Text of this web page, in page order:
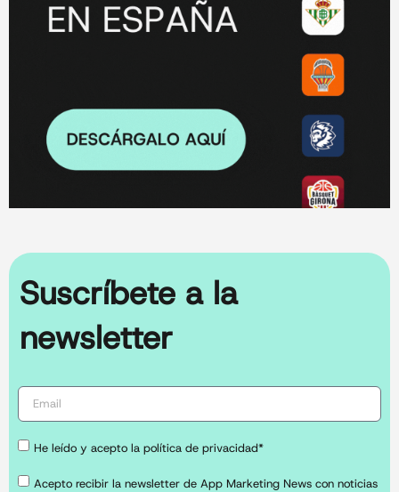
Suscríbete a la
newsletter
He leído y acepto la política de privacidad*
Acepto recibir la newsletter de App Marketing News con noticias